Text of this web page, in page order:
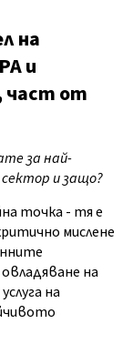
на
и
част от
за най-
и защо?
точка - тя е
мислене
на
на